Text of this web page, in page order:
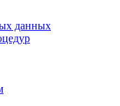
данных